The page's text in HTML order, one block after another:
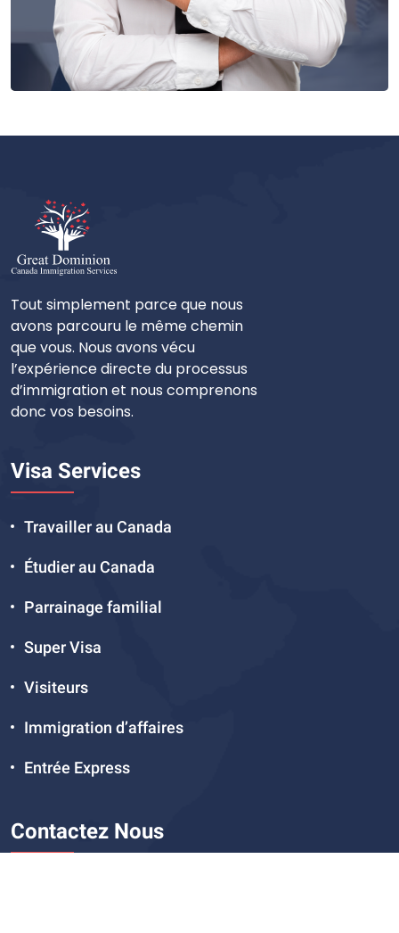
Tout simplement parce que nous
avons parcouru le même chemin
que vous. Nous avons vécu
l’expérience directe du processus
d’immigration et nous comprenons
donc vos besoins.
Visa Services
Travailler au Canada
Étudier au Canada
Parrainage familial
Super Visa
Visiteurs
Immigration d’affaires
Entrée Express
Contactez Nous